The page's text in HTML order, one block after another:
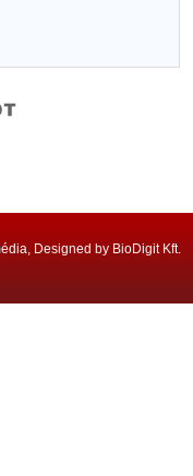
Designed by BioDigit Kft.